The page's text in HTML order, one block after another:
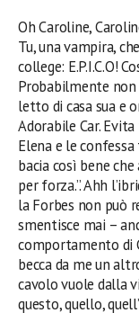
Oh Caroline,
Tu, una vampira,
college: E.P.I.C.O!
Probabilmente
letto di casa sua e
Adorabile Car.
Elena e le
bacia così bene
per forza.”. Ahh
la Forbes non può
smentisce mai –
comportamento di
becca da me un
cavolo vuole dalla
questo, quello,